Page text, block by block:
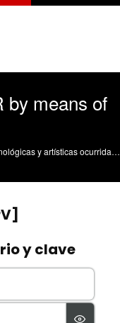
by means of
Divulgación de las actividades científicas, tecnológicas y artísticas ocurridas en los tres campus de la UPV